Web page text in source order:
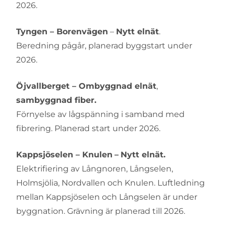
2026.
Tyngen – Borenvägen – Nytt elnät.
Beredning pågår, planerad byggstart under
2026.
Öjvallberget – Ombyggnad elnät,
sambyggnad fiber.
Förnyelse av lågspänning i samband med
fibrering. Planerad start under 2026.
Kappsjöselen – Knulen – Nytt elnät.
Elektrifiering av Långnoren, Långselen,
Holmsjölia, Nordvallen och Knulen. Luftledning
mellan Kappsjöselen och Långselen är under
byggnation. Grävning är planerad till 2026.